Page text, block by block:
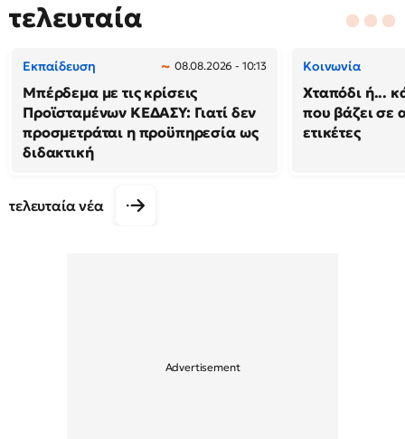
τελευταία
Εκπαίδευση 08.08.2026 - 10:13
Μπέρδεμα με τις κρίσεις
Προϊσταμένων ΚΕΔΑΣΥ: Γιατί δεν
προσμετράται η προϋπηρεσία ως
διδακτική
Κοινωνία
Χταπόδι ή...
που βάζει σε
ετικέτες
τελευταία νέα